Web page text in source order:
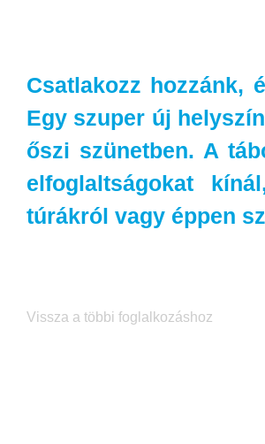
Csatlakozz hozzánk,
Egy szuper új
őszi szünetben. A
elfoglaltságokat
túrákról vagy éppen
Vissza a többi foglalkozáshoz